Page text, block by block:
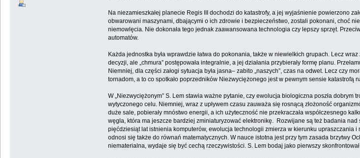
Na niezamieszkałej planecie Regis III dochodzi do katastrofy, a jej wyjaśnienie powierzono
obwarowani maszynami, dbającymi o ich zdrowie i bezpieczeństwo, zostali pokonani, choć
niemowlęcia. Nie dokonała tego jednak zaawansowana technologia czy lepszy sprzęt.
automatów.
Każda jednostka była wprawdzie łatwa do pokonania, także w niewielkich grupach. Lecz
decyzji, ale „chmura” postępowała integralnie, a jej działania przybierały formę planu.
Niemniej, dla części załogi sytuacja była jasna– zabito „naszych”, czas na odwet. Lecz czy
tornadom, a to co spotkało poprzedników Niezwyciężonego jest w pewnym sensie katastrofą
W „Niezwyciężonym” S. Lem stawia ważne pytanie, czy ewolucja biologiczna poszła
wytyczonego celu. Niemniej, wraz z upływem czasu zauważa się rosnącą złożoność
duże sale, pobierały mnóstwo energii, a ich użyteczność nie przekraczała współczesnego
węgla, która ma jeszcze bardziej zminiaturyzować elektronikę. Rozwijane są też badania
pięćdziesiąt lat istnienia komputerów, ewolucja technologii zmierza w kierunku
odnosi się także do równań matematycznych. W nauce istotna jest przy tym zasada brzytwy
niematerialna, wydaje się być cechą rzeczywistości. S. Lem bodaj jako pierwszy